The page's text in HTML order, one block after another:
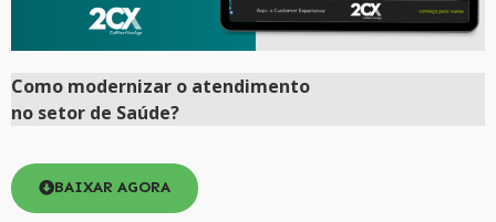
Como modernizar o atendimento
no setor de Saúde?
BAIXAR AGORA